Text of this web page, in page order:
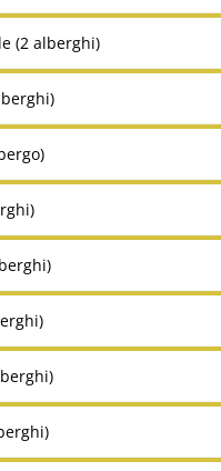
(2 alberghi)